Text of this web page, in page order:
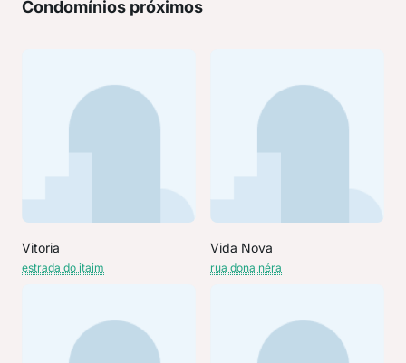
Condomínios próximos
Vitoria
estrada do itaim
Vida Nova
rua dona néra